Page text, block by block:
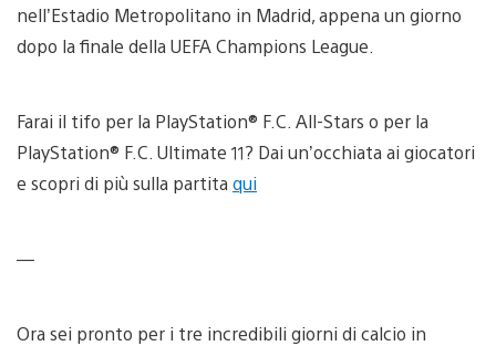
nell’Estadio Metropolitano in Madrid, appena un giorno
dopo la finale della UEFA Champions League.
Farai il tifo per la PlayStation® F.C. All-Stars o per la
PlayStation® F.C. Ultimate 11? Dai un’occhiata ai giocatori
e scopri di più sulla partita qui
—
Ora sei pronto per i tre incredibili giorni di calcio in